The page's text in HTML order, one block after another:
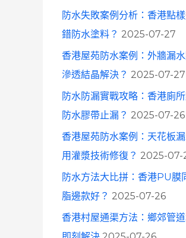
防水失敗案例分析：香港點
錯防水塗料？ 2025-07-27
香港屋苑防水案例：外牆漏
滲透結晶解決？ 2025-07-27
防水防漏實戰攻略：香港廁
防水膠帶止漏？ 2025-07-26
香港屋苑防水案例：天花板
用灌漿技術修復？ 2025-07-
防水方法大比拼：香港PU膜
脂邊款好？ 2025-07-26
香港村屋通渠方法：鄉郊管